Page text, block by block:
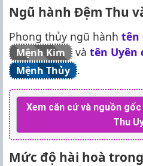
Ngũ hành Đệm Thu
Phong thủy ngũ hành tên
Mệnh Kim và tên Uyên
Mệnh Thủy .
Xem căn cứ và nguồn
Thu
Mức độ hài hoà